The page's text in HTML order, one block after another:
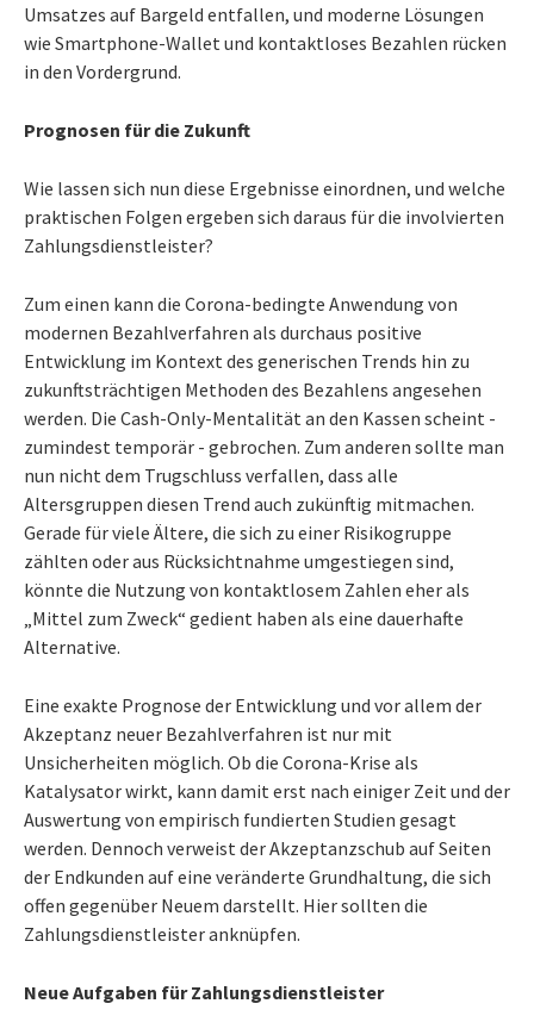
Umsatzes auf Bargeld entfallen, und moderne Lösungen
wie Smartphone-Wallet und kontaktloses Bezahlen rücken
in den Vordergrund.
Prognosen für die Zukunft
Wie lassen sich nun diese Ergebnisse einordnen, und welche
praktischen Folgen ergeben sich daraus für die involvierten
Zahlungsdienstleister?
Zum einen kann die Corona-bedingte Anwendung von
modernen Bezahlverfahren als durchaus positive
Entwicklung im Kontext des generischen Trends hin zu
zukunftsträchtigen Methoden des Bezahlens angesehen
werden. Die Cash-Only-Mentalität an den Kassen scheint -
zumindest temporär - gebrochen. Zum anderen sollte man
nun nicht dem Trugschluss verfallen, dass alle
Altersgruppen diesen Trend auch zukünftig mitmachen.
Gerade für viele Ältere, die sich zu einer Risikogruppe
zählten oder aus Rücksichtnahme umgestiegen sind,
könnte die Nutzung von kontaktlosem Zahlen eher als
„Mittel zum Zweck“ gedient haben als eine dauerhafte
Alternative.
Eine exakte Prognose der Entwicklung und vor allem der
Akzeptanz neuer Bezahlverfahren ist nur mit
Unsicherheiten möglich. Ob die Corona-Krise als
Katalysator wirkt, kann damit erst nach einiger Zeit und der
Auswertung von empirisch fundierten Studien gesagt
werden. Dennoch verweist der Akzeptanzschub auf Seiten
der Endkunden auf eine veränderte Grundhaltung, die sich
offen gegenüber Neuem darstellt. Hier sollten die
Zahlungsdienstleister anknüpfen.
Neue Aufgaben für Zahlungsdienstleister